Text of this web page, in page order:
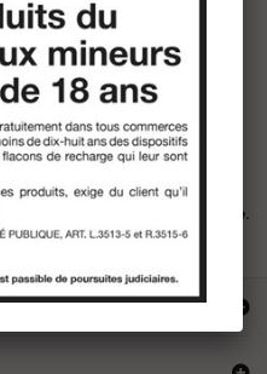
dans cette catégorie.